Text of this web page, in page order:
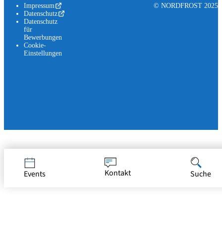
Impressum
Datenschutz
Datenschutz
für
Bewerbungen
Cookie-
Einstellungen
© NORDFROST 2025
Events Kontakt Suche